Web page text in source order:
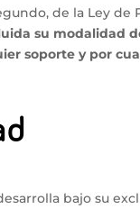
de la Ley
su modalidad
soporte y por
bajo su